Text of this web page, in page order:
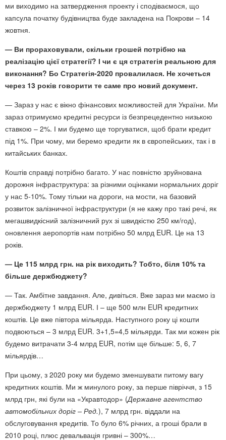
ми виходимо на затвердження проекту і сподіваємося, що
капсула початку будівництва буде закладена на Покрови – 14
жовтня.
— Ви прораховували, скільки грошей потрібно на
реалізацію цієї стратегії? І чи є ця стратегія реальною для
виконання? Бо Стратегія-2020 провалилася. Не хочеться
через 13 років говорити те саме про новий документ.
— Зараз у нас є вікно фінансових можливостей для України. Ми
зараз отримуємо кредитні ресурси із безпрецедентно низькою
ставкою – 2%. І ми будемо ще торгуватися, щоб брати кредит
під 1%. При чому, ми беремо кредити як в європейських, так і в
китайських банках.
Коштів справді потрібно багато. У нас повністю зруйнована
дорожня інфраструктура: за різними оцінками нормальних доріг
у нас 5-10%. Тому тільки на дороги, на мости, на базовий
розвиток залізничної інфраструктури (я не кажу про такі речі, як
мегашвидкісний залізничний рух зі швидкістю 250 км/год),
оновлення аеропортів нам потрібно 50 млрд EUR. Це на 13
років.
— Це 115 млрд грн. на рік виходить? Тобто, біля 10% та
більше держбюджету?
— Так. Амбітне завдання. Але, дивіться. Вже зараз ми маємо із
держбюджету 1 млрд EUR. І – ще 500 млн EUR кредитних
коштів. Це вже півтора мільярда. Наступного року ці кошти
подвоються – 3 млрд EUR. 3+1,5=4,5 мільярди. Так ми кожен рік
будемо витрачати 3-4 млрд EUR, потім ще більше: 5, 6, 7
мільярдів…
При цьому, з 2020 року ми будемо зменшувати питому вагу
кредитних коштів. Ми ж минулого року, за перше півріччя, з 15
млрд грн, які були на «Укравтодор» (Державне агентство
автомобільних доріг – Ред.), 7 млрд грн. віддали на
обслуговування кредитів. То було 6% річних, а гроші брали в
2010 році, плюс девальвація гривні – 300%…